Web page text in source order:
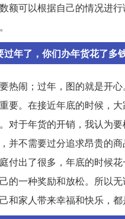
额可以根据自己的情况进
过年了，你们办年货花了多
热闹；过年，图的就是开
要。在接近年底的时候，
对于年货的开销，我认为
并不需要过分追求昂贵的商
付出了很多，年底的时候
的一种奖励和放松。所以无
和家人带来幸福和快乐，都